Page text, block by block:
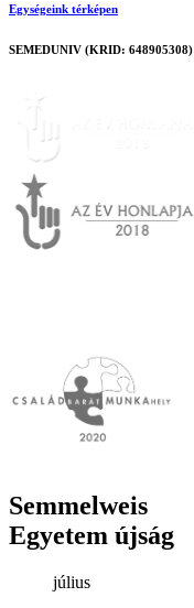
Egységeink térképen
SEMEDUNIV (KRID: 648905308)
Semmelweis
Egyetem újság
július